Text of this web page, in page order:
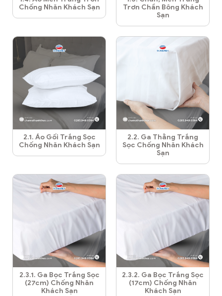
Chống Nhăn Khách Sạn
Trơn Chần Bông Khách
Sạn
2.1. Áo Gối Trắng Sọc
Chống Nhăn Khách Sạn
2.2. Ga Thẳng Trắng
Sọc Chống Nhăn Khách
Sạn
2.3.1. Ga Bọc Trắng Sọc
(27cm) Chống Nhăn
Khách Sạn
2.3.2. Ga Bọc Trắng Sọc
(17cm) Chống Nhăn
Khách Sạn